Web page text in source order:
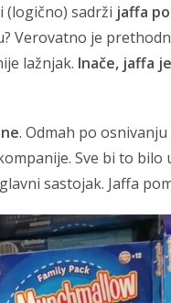
(logično) sadrži jaffa
Verovatno je
lažnjak. Inače, jaffa
. Odmah po
Sve bi to bilo
sastojak. Jaffa